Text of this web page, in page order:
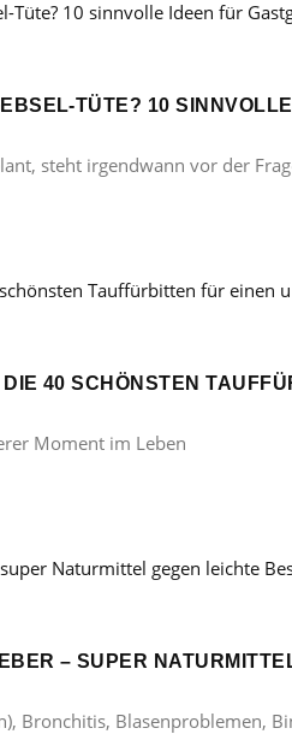
TÜTE? 10
steht irgendwann vor der
40 SCHÖNSTEN
Moment im Leben
– SUPER
Bronchitis, Blasenproblemen,